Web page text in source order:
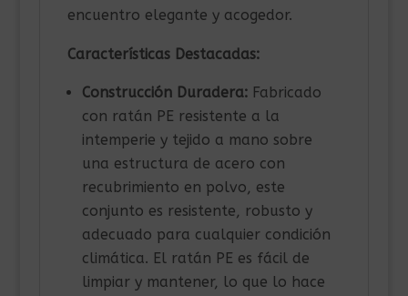
encuentro elegante y acogedor.
Características Destacadas:
Construcción Duradera:Fabricado
con ratán PE resistente a la
intemperie y tejido a mano sobre
una estructura de acero con
recubrimiento en polvo, este
conjunto es resistente, robusto y
adecuado para cualquier condición
climática. El ratán PE es fácil de
limpiar y mantener, lo que lo hace